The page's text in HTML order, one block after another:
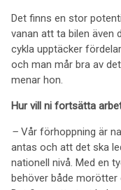
Det finns en stor
vanan att ta bilen även
cykla upptäcker
och man mår bra av
menar hon.
Hur vill ni fortsätta
– Vår förhoppning är
antas och att det ska
nationell nivå. Med en
behöver både